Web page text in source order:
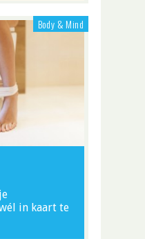
Body & Mind
in kaart te